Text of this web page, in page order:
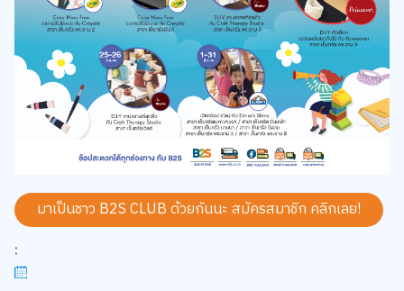
มาเป็นชาว B2S CLUB ด้วยกันนะ สมัครสมาชิก คลิกเลย!
: